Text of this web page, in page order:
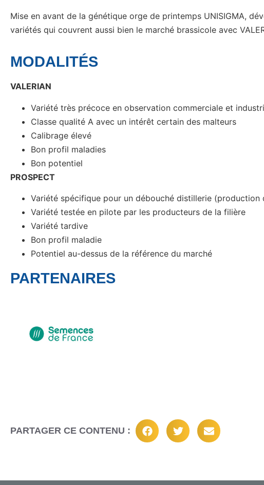
Mise en avant de la génétique orge de printemps UNISIGMA,
variétés qui couvrent aussi bien le marché brassicole avec
MODALITÉS
VALERIAN
Variété très précoce en observation commerciale et
Classe qualité A avec un intérêt certain des malteurs
Calibrage élevé
Bon profil maladies
Bon potentiel
PROSPECT
Variété spécifique pour un débouché distillerie (production
Variété testée en pilote par les producteurs de la filière
Variété tardive
Bon profil maladie
Potentiel au-dessus de la référence du marché
PARTENAIRES
PARTAGER CE CONTENU :